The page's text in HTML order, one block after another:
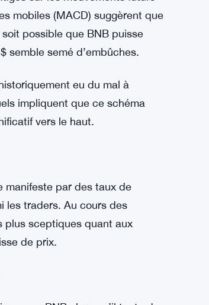
sur les mouvements futurs
possible que BNB puisse
eu du mal à
impliquent que ce schéma
vers le haut.